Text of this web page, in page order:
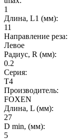
1
Длина, L1 (мм):
11
Направление реза:
Левое
Радиус, R (мм):
0.2
Серия:
T4
Производитель:
FOXEN
Длина, L (мм):
27
D min, (мм):
5